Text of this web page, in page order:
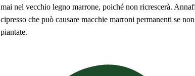
mai nel vecchio legno marrone, poiché non ricrescerà.
cipresso che può causare macchie marroni permanenti se
piantate.